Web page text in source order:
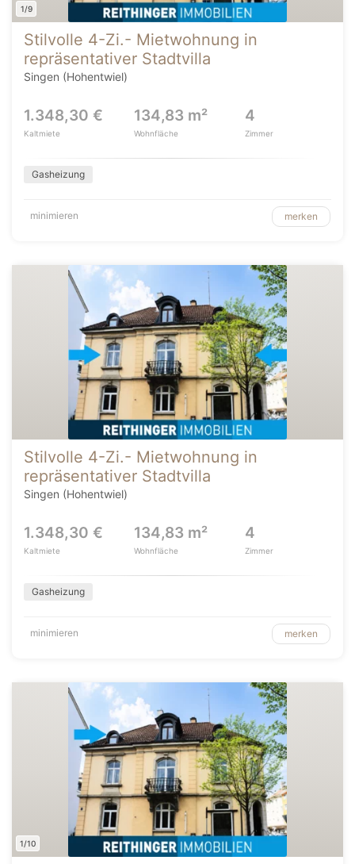
1/9
Stilvolle 4-Zi.- Mietwohnung in
repräsentativer Stadtvilla
Singen (Hohentwiel)
1.348,30 €
Kaltmiete
134,83 m²
Wohnfläche
4
Zimmer
Gasheizung
minimieren merken
Stilvolle 4-Zi.- Mietwohnung in
repräsentativer Stadtvilla
Singen (Hohentwiel)
1.348,30 €
Kaltmiete
134,83 m²
Wohnfläche
4
Zimmer
Gasheizung
minimieren merken
1/10